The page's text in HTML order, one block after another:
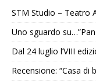
STM Studio – Teatro
Uno sguardo
Dal 24 luglio l’VIII
Recensione: “Casa di